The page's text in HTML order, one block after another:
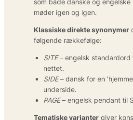
som både danske og engelske
møder igen og igen.
Klassiske direkte synonymer
følgende rækkefølge:
SITE– engelsk standardord
nettet.
SIDE– dansk for en
underside.
PAGE– engelsk pendant til
Tematiske varianter giver